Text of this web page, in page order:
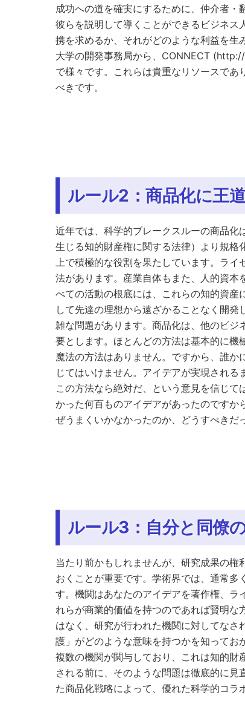
成功への道を確実にするために、仲介者・
彼らを説明して導くことができるビジネ
携を求めるか、それがどのような利益を生
大学の開発事務局から、CONNECT
で様々です。これらは貴重なリソースで
べきです。
ルール2：商品化に王
近年では、科学的ブレークスルーの商品化
生じる知的財産権に関する法律）より規格
上で積極的な役割を果たしています。ラ
法があります。産業自体もまた、人的資
べての活動の根底には、これらの知的資産
して先達の理想から遠ざかることなく開
雑な問題があります。商品化は、他のビ
要とします。ほとんどの方法は基本的に機
魔法の方法はありません。ですから、誰
じてはいけません。アイデアが実現される
この方法なら絶対だ、という意見を信じ
かった何百ものアイデアがあったのです
ぜうまくいかなかったのか、どうすべきだ
ルール3：自分と同僚
当たり前かもしれませんが、研究成果の
おくことが重要です。学術界では、通常多
す。機関はあなたのアイデアを著作権、
れらが商業的価値を持つのであれば賢明
はなく、研究が行われた機関に対してな
護」がどのような意味を持つかを知って
複数の機関が関与しており、これは知的
される前に、そのような問題は徹底的に
た商品化戦略によって、優れた科学的コラ